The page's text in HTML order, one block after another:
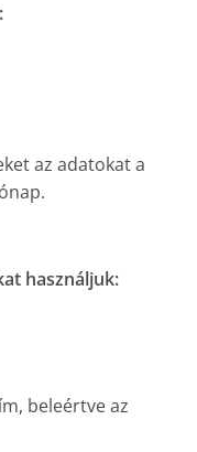
az adatokat a
használjuk:
beleértve az